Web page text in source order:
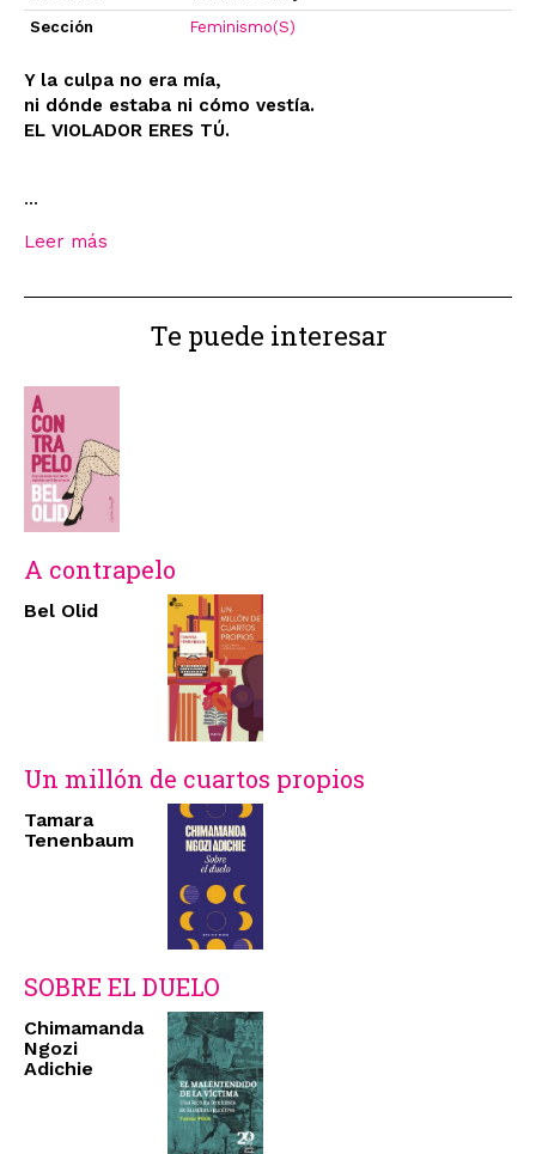
Sección
Feminismo(S)
Y la culpa no era mía,
ni dónde estaba ni cómo vestía.
EL VIOLADOR ERES TÚ.
...
Leer más
Te puede interesar
A contrapelo
Bel Olid
Un millón de cuartos propios
Tamara
Tenenbaum
SOBRE EL DUELO
Chimamanda
Ngozi
Adichie